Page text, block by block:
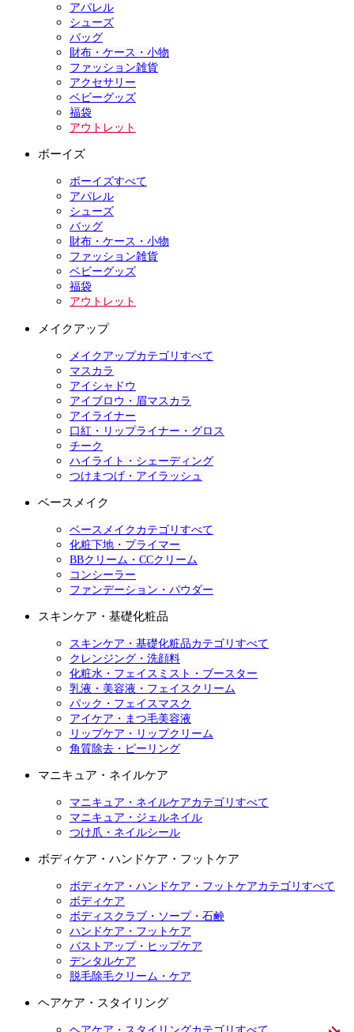
アパレル
シューズ
バッグ
財布・ケース・小物
ファッション雑貨
アクセサリー
ベビーグッズ
福袋
アウトレット
ボーイズ
ボーイズすべて
アパレル
シューズ
バッグ
財布・ケース・小物
ファッション雑貨
ベビーグッズ
福袋
アウトレット
メイクアップ
メイクアップカテゴリすべて
マスカラ
アイシャドウ
アイブロウ・眉マスカラ
アイライナー
口紅・リップライナー・グロス
チーク
ハイライト・シェーディング
つけまつげ・アイラッシュ
ベースメイク
ベースメイクカテゴリすべて
化粧下地・プライマー
BBクリーム・CCクリーム
コンシーラー
ファンデーション・パウダー
スキンケア・基礎化粧品
スキンケア・基礎化粧品カテゴリすべて
クレンジング・洗顔料
化粧水・フェイスミスト・ブースター
乳液・美容液・フェイスクリーム
パック・フェイスマスク
アイケア・まつ毛美容液
リップケア・リップクリーム
角質除去・ピーリング
マニキュア・ネイルケア
マニキュア・ネイルケアカテゴリすべて
マニキュア・ジェルネイル
つけ爪・ネイルシール
ボディケア・ハンドケア・フットケア
ボディケア・ハンドケア・フットケアカテゴリすべて
ボディケア
ボディスクラブ・ソープ・石鹸
ハンドケア・フットケア
バストアップ・ヒップケア
デンタルケア
脱毛除毛クリーム・ケア
ヘアケア・スタイリング